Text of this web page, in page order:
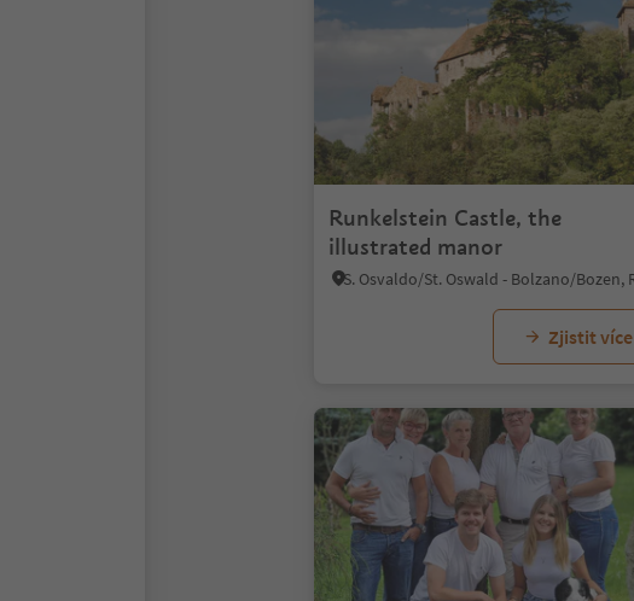
Runkelstein Castle, the
illustrated manor
Zjistit více